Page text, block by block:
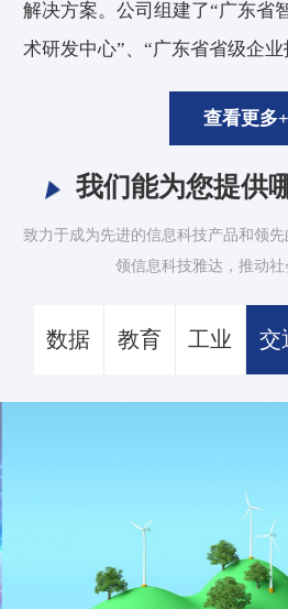
解决方案。公司组建了“广东省
术研发中心”、“广东省省级企业
查看更多+
我们能为您提供
致力于成为先进的信息科技产品和领先
领信息科技雅达，推动社
数据 教育 工业 交